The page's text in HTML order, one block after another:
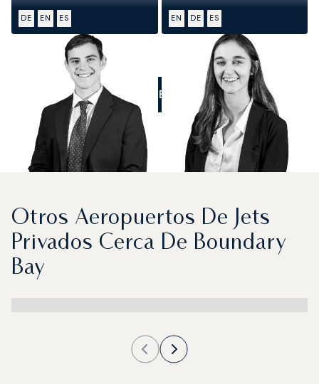
DE EN ES EN DE ES
LLÁMENOS
Otros Aeropuertos De Jets
Privados Cerca De Boundary
Bay